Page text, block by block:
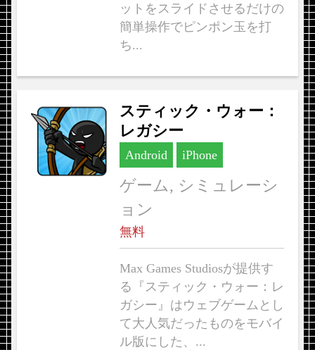
ットをスライドさせるだけの
簡単操作でピンポン玉を打
ち...
スティック・ウォー：
レガシー
Android iPhone
ゲーム, シミュレーシ
ョン
無料
Max Games Studiosが提供す
る『スティック・ウォー：レ
ガシー』はウェブゲームとし
て大人気だったものをモバイ
ル版にした、...